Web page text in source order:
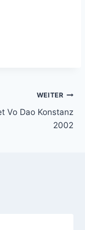
WEITER
Vo Dao Konstanz
2002